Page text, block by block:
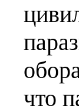
что